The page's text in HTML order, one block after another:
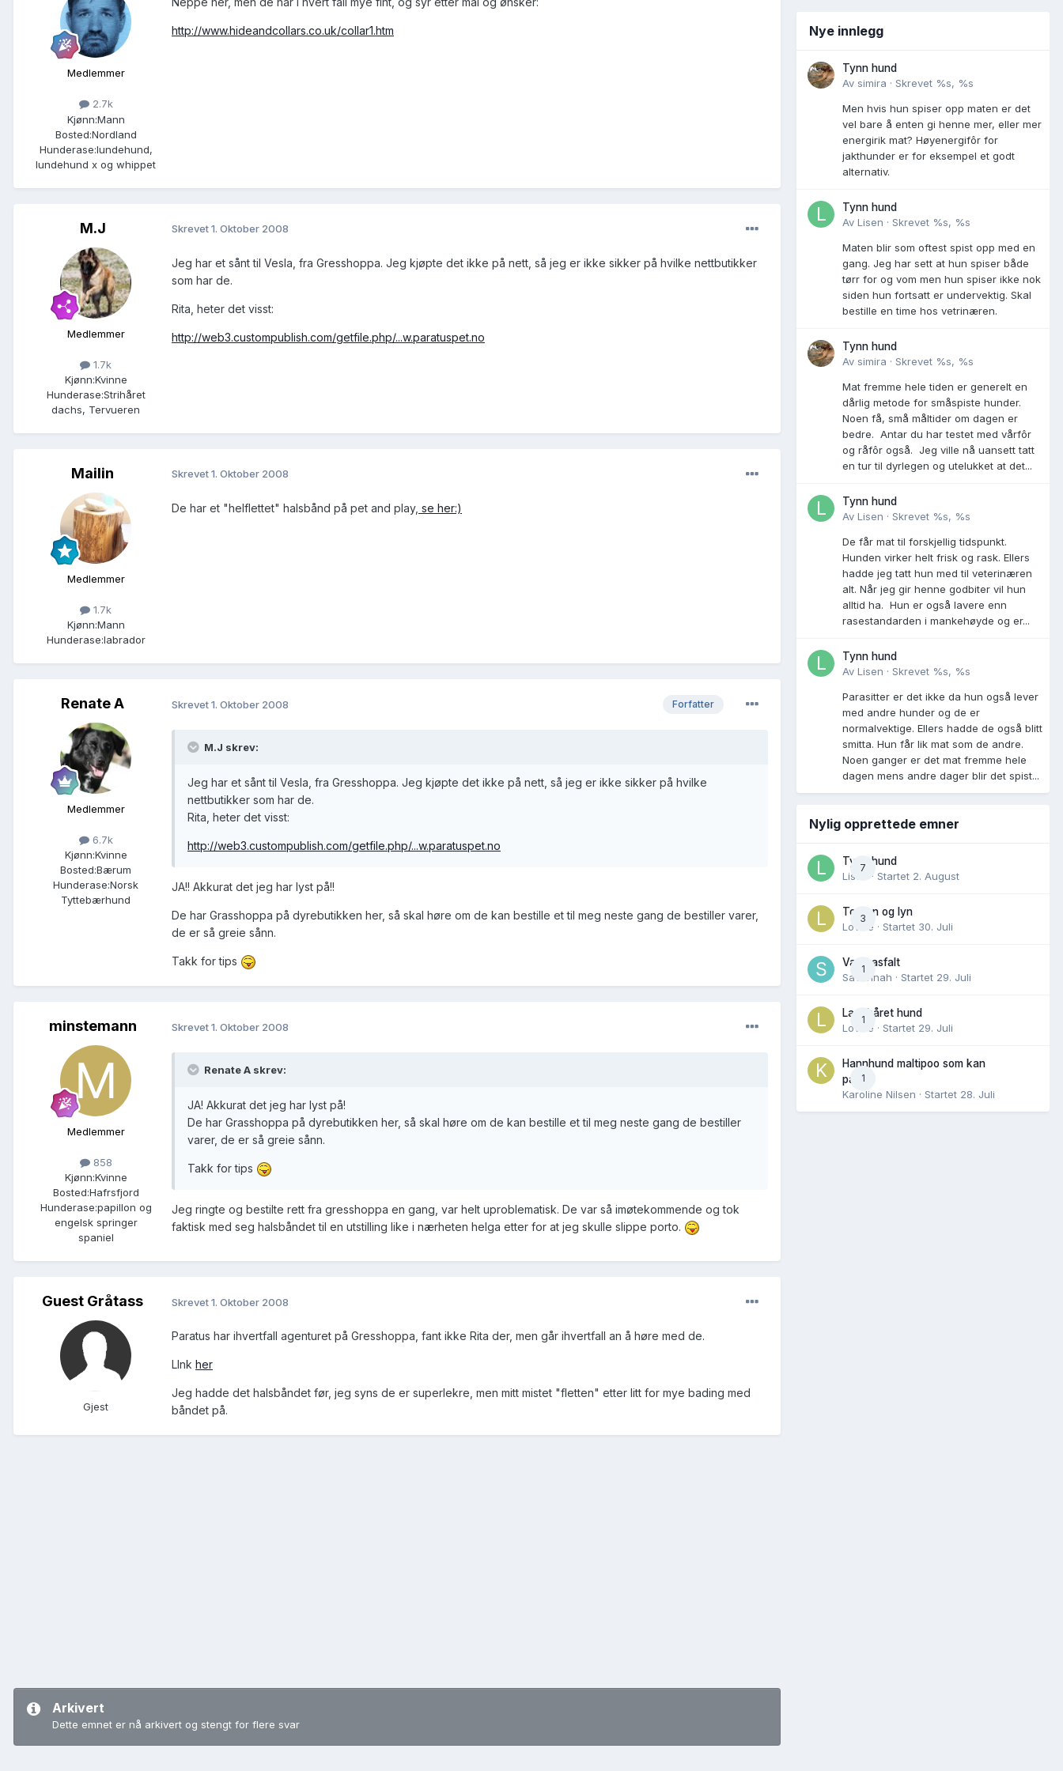
Medlemmer
2.7k
Kjønn:Mann
Bosted:Nordland
Hunderase:lundehund,
lundehund x og whippet
http://www.hideandcollars.co.uk/collar1.htm
M.J
Medlemmer
1.7k
Kjønn:Kvinne
Hunderase:Strihåret
dachs, Tervueren
Skrevet1. Oktober 2008
Jeg har et sånt til Vesla, fra Gresshoppa. Jeg kjøpte det ikke på nett, så jeg er ikke sikker på hvilke nettbutikker
som har de.
Rita, heter det visst:
http://web3.custompublish.com/getfile.php/...w.paratuspet.no
Mailin
Medlemmer
1.7k
Kjønn:Mann
Hunderase:labrador
Skrevet1. Oktober 2008
De har et "helflettet" halsbånd på pet and play, se her:)
Renate A
Medlemmer
6.7k
Kjønn:Kvinne
Bosted:Bærum
Hunderase:Norsk
Tyttebærhund
Forfatter
Skrevet1. Oktober 2008
M.J skrev:
Jeg har et sånt til Vesla, fra Gresshoppa. Jeg kjøpte det ikke på nett, så jeg er ikke sikker på hvilke
nettbutikker som har de.
Rita, heter det visst:
http://web3.custompublish.com/getfile.php/...w.paratuspet.no
JA!! Akkurat det jeg har lyst på!!
De har Grasshoppa på dyrebutikken her, så skal høre om de kan bestille et til meg neste gang de bestiller varer,
de er så greie sånn.
Takk for tips
minstemann
Medlemmer
858
Kjønn:Kvinne
Bosted:Hafrsfjord
Hunderase:papillon og
engelsk springer
spaniel
Skrevet1. Oktober 2008
Renate A skrev:
JA! Akkurat det jeg har lyst på!
De har Grasshoppa på dyrebutikken her, så skal høre om de kan bestille et til meg neste gang de bestiller
varer, de er så greie sånn.
Takk for tips
Jeg ringte og bestilte rett fra gresshoppa en gang, var helt uproblematisk. De var så imøtekommende og tok
faktisk med seg halsbåndet til en utstilling like i nærheten helga etter for at jeg skulle slippe porto.
Guest Gråtass
Gjest
Skrevet1. Oktober 2008
Paratus har ihvertfall agenturet på Gresshoppa, fant ikke Rita der, men går ihvertfall an å høre med de.
LInk her
Jeg hadde det halsbåndet før, jeg syns de er superlekre, men mitt mistet "fletten" etter litt for mye bading med
båndet på.
Arkivert
Dette emnet er nå arkivert og stengt for flere svar
Nye innlegg
Tynn hund
Av simira · Skrevet %s, %s
Men hvis hun spiser opp maten er det
vel bare å enten gi henne mer, eller mer
energirik mat? Høyenergifôr for
jakthunder er for eksempel et godt
alternativ.
Tynn hund
Av Lisen · Skrevet %s, %s
Maten blir som oftest spist opp med en
gang. Jeg har sett at hun spiser både
tørr for og vom men hun spiser ikke nok
siden hun fortsatt er undervektig. Skal
bestille en time hos vetrinæren.
Tynn hund
Av simira · Skrevet %s, %s
Mat fremme hele tiden er generelt en
dårlig metode for småspiste hunder.
Noen få, små måltider om dagen er
bedre. Antar du har testet med vårfôr
og råfôr også. Jeg ville nå uansett tatt
en tur til dyrlegen og utelukket at det...
Tynn hund
Av Lisen · Skrevet %s, %s
De får mat til forskjellig tidspunkt.
Hunden virker helt frisk og rask. Ellers
hadde jeg tatt hun med til veterinæren
alt. Når jeg gir henne godbiter vil hun
alltid ha. Hun er også lavere enn
rasestandarden i mankehøyde og er...
Tynn hund
Av Lisen · Skrevet %s, %s
Parasitter er det ikke da hun også lever
med andre hunder og de er
normalvektige. Ellers hadde de også blitt
smitta. Hun får lik mat som de andre.
Noen ganger er det mat fremme hele
dagen mens andre dager blir det spist...
Nylig opprettede emner
7
Tynn hund
Lisen
· Startet 2. August
3
Torden og lyn
Lovise · Startet 30. Juli
1
Varm asfalt
Savannah · Startet 29. Juli
1
Langhåret hund
Lovise · Startet 29. Juli
1
Hannhund maltipoo som kan
parres
Karoline Nilsen · Startet 28. Juli